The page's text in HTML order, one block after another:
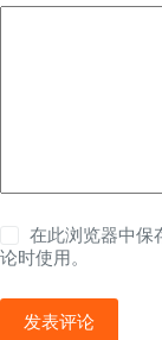
在此浏览器中保
论时使用。
发表评论